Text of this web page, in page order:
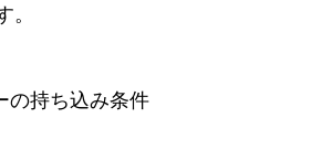
。
の持ち込み条件